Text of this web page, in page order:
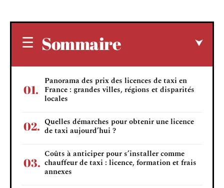
Sommaire
Panorama des prix des licences de taxi en
France : grandes villes, régions et disparités
locales
Quelles démarches pour obtenir une licence
de taxi aujourd’hui ?
Coûts à anticiper pour s’installer comme
chauffeur de taxi : licence, formation et frais
annexes